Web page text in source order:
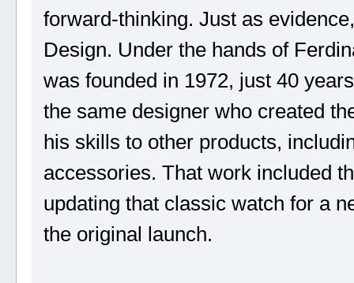
forward-thinking. Just as
Design. Under the hands of
was founded in 1972, just 40
the same designer who created
his skills to other products,
accessories. That work included
updating that classic watch for a
the original launch.